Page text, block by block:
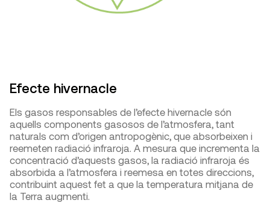
Efecte hivernacle
Els gasos responsables de l’efecte hivernacle són
aquells components gasosos de l’atmosfera, tant
naturals com d’origen antropogènic, que absorbeixen i
reemeten radiació infraroja. A mesura que incrementa la
concentració d’aquests gasos, la radiació infraroja és
absorbida a l’atmosfera i reemesa en totes direccions,
contribuint aquest fet a que la temperatura mitjana de
la Terra augmenti.